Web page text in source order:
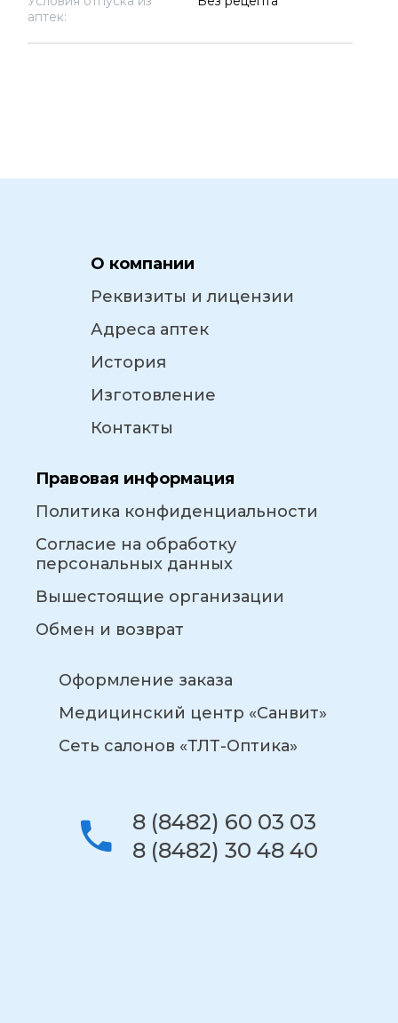
аптек:
О компании
Реквизиты и лицензии
Адреса аптек
История
Изготовление
Контакты
Правовая информация
Политика конфиденциальности
Согласие на обработку
персональных данных
Вышестоящие организации
Обмен и возврат
Оформление заказа
Медицинский центр «Санвит»
Сеть салонов «ТЛТ-Оптика»
8 (8482) 60 03 03
8 (8482) 30 48 40